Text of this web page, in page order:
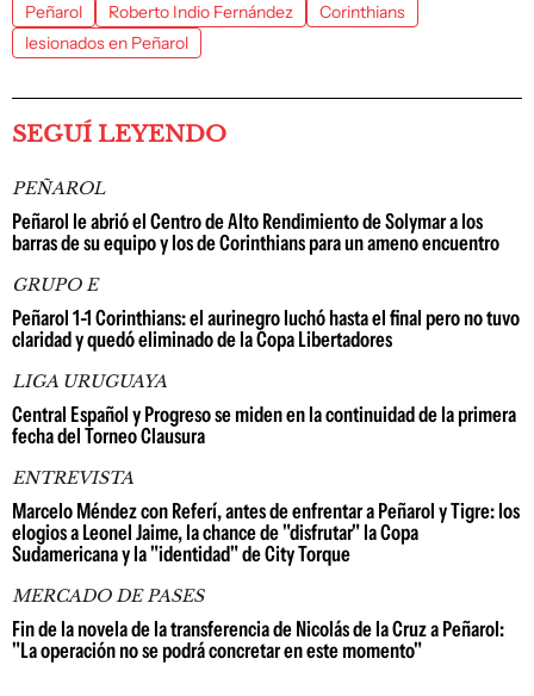
Peñarol Roberto Indio Fernández
Corinthians
lesionados en Peñarol
SEGUÍ LEYENDO
PEÑAROL
Peñarol le abrió el Centro de Alto Rendimiento de Solymar a los
barras de su equipo y los de Corinthians para un ameno encuentro
GRUPO E
Peñarol 1-1 Corinthians: el aurinegro luchó hasta el final pero no tuvo
claridad y quedó eliminado de la Copa Libertadores
LIGA URUGUAYA
Central Español y Progreso se miden en la continuidad de la primera
fecha del Torneo Clausura
ENTREVISTA
Marcelo Méndez con Referí, antes de enfrentar a Peñarol y Tigre: los
elogios a Leonel Jaime, la chance de "disfrutar" la Copa
Sudamericana y la "identidad" de City Torque
MERCADO DE PASES
Fin de la novela de la transferencia de Nicolás de la Cruz a Peñarol:
"La operación no se podrá concretar en este momento"